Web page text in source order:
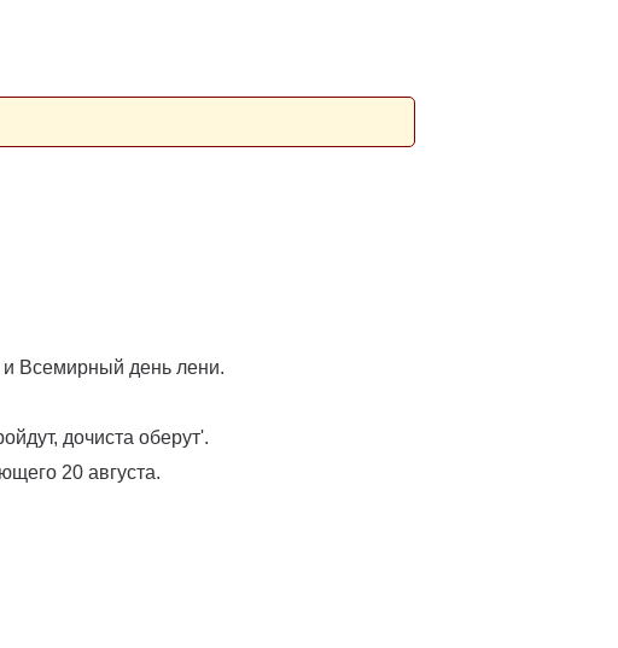
и Всемирный день лени.
дочиста оберут'.
20 августа.